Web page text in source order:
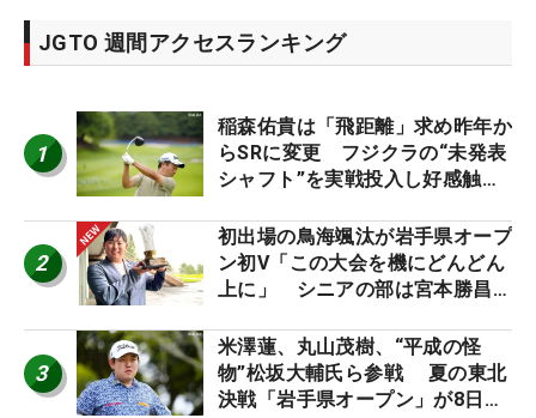
JGTO 週間アクセスランキング
1
稲森佑貴は「飛距離」求め昨年か
らSRに変更 フジクラの“未発表
シャフト”を実戦投入し好感触
ーのヒトネタ！】
2
初出場の鳥海颯汰が岩手県オープ
ン初V「この大会を機にどんどん
上に」 シニアの部は宮本勝昌が
3
米澤蓮、丸山茂樹、“平成の怪
物”松坂大輔氏ら参戦 夏の東北
決戦「岩手県オープン」が8日開